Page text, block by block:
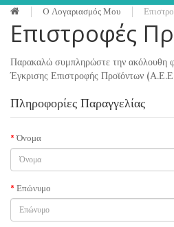
O Λογαριασμός Μου
Επιστροφές
Παρακαλώ συμπληρώστε την ακόλουθη
Έγκρισης Επιστροφής Προϊόντων
Πληροφορίες Παραγγελίας
Όνομα
Επώνυμο